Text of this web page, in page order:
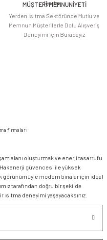
MÜŞTERİ MEMNUNİYETİ
Yerden Isıtma Sektöründe Mutlu ve
Memnun Müşterilerle Dolu Alışveriş
Deneyimi için Buradayız
alanı oluşturmak ve enerji tasarrufu
güvencesi ile yüksek
modern binalar için ideal
tarafından doğru bir şekilde
deneyimi yaşayacaksınız.